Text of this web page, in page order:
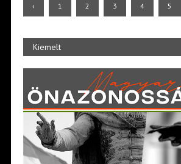
‹ 1 2 3 4 5
Kiemelt